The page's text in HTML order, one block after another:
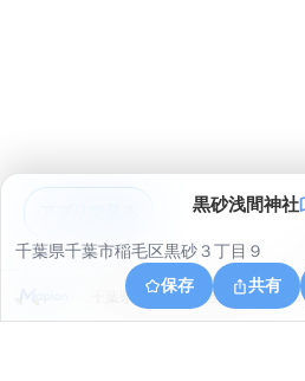
黒砂浅間神社
千葉県千葉市稲毛区黒砂３丁目９
保存
共有
千葉県千葉市美浜区高洲３丁目３